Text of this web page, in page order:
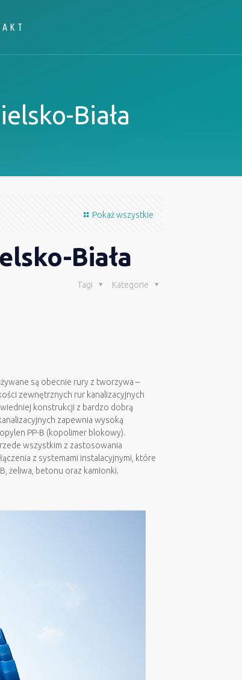
Biała
Pokaż wszystkie
Biała
Kategorie
Tagi
są obecnie rury z tworzywa –
zewnętrznych rur kanalizacyjnych
konstrukcji z bardzo dobrą
zapewnia wysoką
PP-B (kopolimer blokowy).
wszystkim z zastosowania
z systemami instalacyjnymi, które
żeliwa, betonu oraz kamionki.